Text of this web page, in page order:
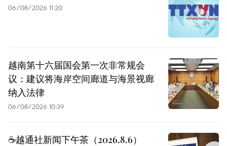
06/08/2026 11:20
越南第十六届国会第一次非常规会
议：建议将海岸空间廊道与海景视廊
纳入法律
06/08/2026 10:39
☕️越通社新闻下午茶（2026.8.6）